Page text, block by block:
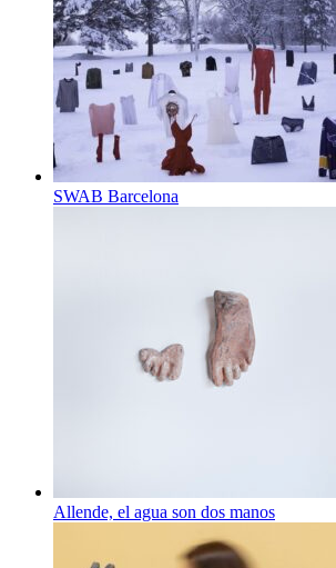
SWAB Barcelona
Allende, el agua son dos manos